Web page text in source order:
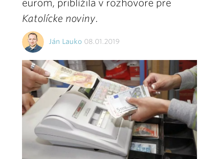
eurom, priblížila v rozhovore pre
Katolícke noviny.
Ján Lauko 08.01.2019